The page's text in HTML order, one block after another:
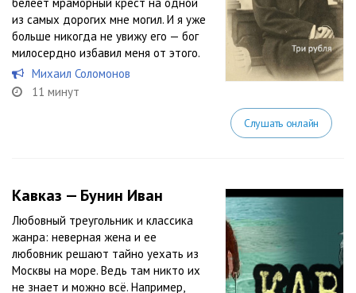
из самых дорогих мне могил. И я уже
больше никогда не увижу его — бог
милосердно избавил меня от этого.
Михаил Соломонов
11 минут
Слушать онлайн
Кавказ — Бунин Иван
Любовный треугольник и классика
жанра: неверная жена и ее
любовник решают тайно уехать из
Москвы на море. Ведь там никто их
не знает и можно всё. Например,